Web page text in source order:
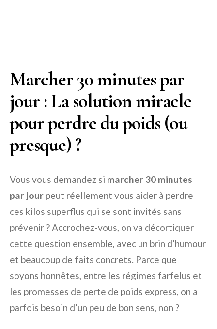
Marcher 30 minutes par
jour : La solution miracle
pour perdre du poids (ou
presque) ?
Vous vous demandez si marcher 30 minutes
par jour peut réellement vous aider à perdre
ces kilos superflus qui se sont invités sans
prévenir ? Accrochez-vous, on va décortiquer
cette question ensemble, avec un brin d’humour
et beaucoup de faits concrets. Parce que
soyons honnêtes, entre les régimes farfelus et
les promesses de perte de poids express, on a
parfois besoin d’un peu de bon sens, non ?